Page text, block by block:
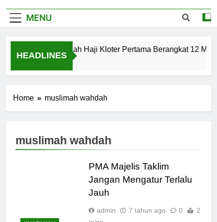
MENU
HEADLINES
Calon Jemaah Haji Kloter Pertama Berangkat 12 Mei,
Home muslimah wahdah
muslimah wahdah
PMA Majelis Taklim
Jangan Mengatur Terlalu
Jauh
admin 7 tahun ago 0
2